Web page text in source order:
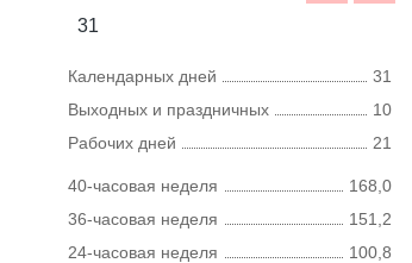
31
Календарных дней
31
Выходных и праздничных
10
Рабочих дней
21
40-часовая неделя
168,0
36-часовая неделя
151,2
24-часовая неделя
100,8